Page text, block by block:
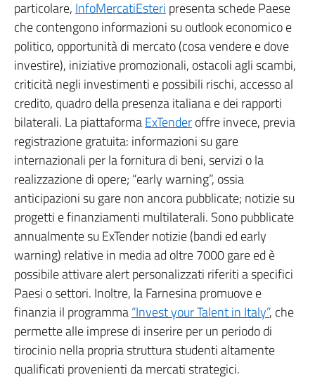
particolare, InfoMercatiEsteri presenta schede Paese
che contengono informazioni su outlook economico e
politico, opportunità di mercato (cosa vendere e dove
investire), iniziative promozionali, ostacoli agli scambi,
criticità negli investimenti e possibili rischi, accesso al
credito, quadro della presenza italiana e dei rapporti
bilaterali. La piattaformaExTenderoffre invece, previa
registrazione gratuita: informazioni su gare
internazionali per la fornitura di beni, servizi o la
realizzazione di opere; “early warning”, ossia
anticipazioni su gare non ancora pubblicate; notizie su
progetti e finanziamenti multilaterali. Sono pubblicate
annualmente su ExTender notizie (bandi ed early
warning) relative in media ad oltre 7000 gare ed è
possibile attivare alert personalizzati riferiti a specifici
Paesi o settori. Inoltre, la Farnesina promuove e
finanzia il programma“Invest your Talent in Italy”, che
permette alle imprese di inserire per un periodo di
tirocinio nella propria struttura studenti altamente
qualificati provenienti da mercati strategici.